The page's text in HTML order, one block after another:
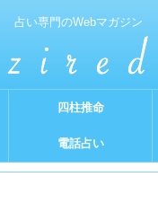
占い専門のWebマガジン
四柱推命
電話占い